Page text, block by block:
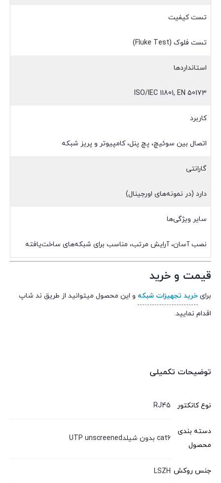
تست کیفیت
تست فلوک (Fluke Test)
استانداردها
ISO/IEC 11801, EN 50173
کاربرد
اتصال بین سوئیچ، پچ پنل، کامپیوتر و پریز شبکه
گارانتی
دارد (در نمونه‌های اورجینال)
سایر ویژگی‌ها
نصب آسان، آرایش مرتب، مناسب برای شبکه‌های ساخت‌یافته
قیمت و خرید
برای خرید تجهیزات شبکه و این محصول میتوانید از طریق ند شاپ
اقدام نمایید.
توضیحات تکمیلی
نوع کانکتور RJ45
دسته بندی
محصول
cat6 بدون شیلدUTP unscreened
جنس روکش LSZH